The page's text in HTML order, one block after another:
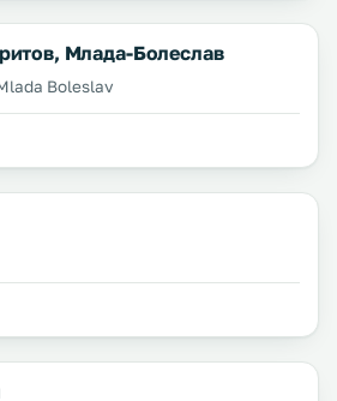
Млада-Болеслав
Boleslav